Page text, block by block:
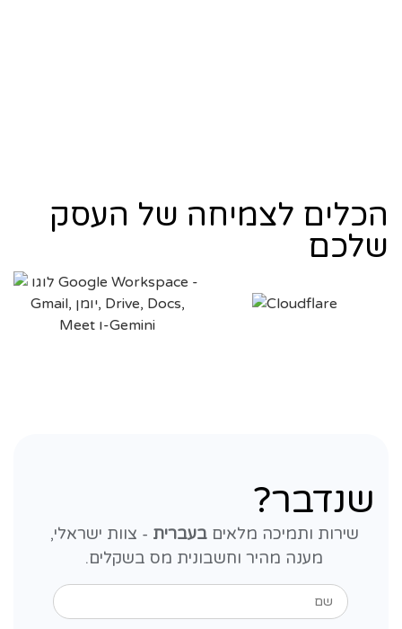
הכלים לצמיחה של העסק
שלכם
שנדבר?
שירות ותמיכה מלאיםבעברית - צוות ישראלי,
מענה מהיר וחשבונית מס בשקלים.